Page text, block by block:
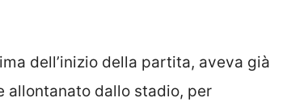
dell’inizio della partita, aveva già
allontanato dallo stadio, per